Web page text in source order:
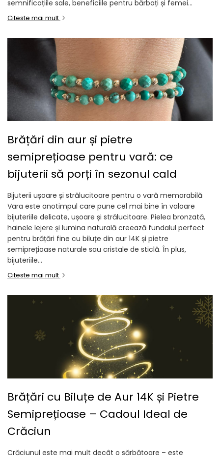
semnificațiile sale, beneficiile pentru bărbați și femei...
Citeste mai mult
Brățări din aur și pietre
semiprețioase pentru vară: ce
bijuterii să porți în sezonul cald
Bijuterii ușoare și strălucitoare pentru o vară memorabilă
Vara este anotimpul care pune cel mai bine în valoare
bijuteriile delicate, ușoare și strălucitoare. Pielea bronzată,
hainele lejere și lumina naturală creează fundalul perfect
pentru brățări fine cu biluțe din aur 14K și pietre
semiprețioase naturale sau cristale de sticlă. În plus,
bijuteriile...
Citeste mai mult
Brățări cu Biluțe de Aur 14K și Pietre
Semiprețioase – Cadoul Ideal de
Crăciun
Crăciunul este mai mult decât o sărbătoare – este